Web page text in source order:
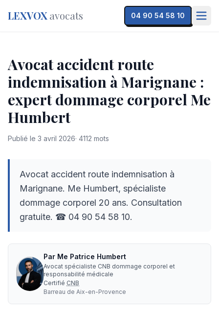
LEXVOX avocats 04 90 54 58 10
Avocat accident route
indemnisation à Marignane :
expert dommage corporel Me
Humbert
Publié le 3 avril 2026· 4112 mots
Avocat accident route indemnisation à
Marignane. Me Humbert, spécialiste
dommage corporel 20 ans. Consultation
gratuite. ☎ 04 90 54 58 10.
Par Me Patrice Humbert
Avocat spécialiste CNB dommage corporel et
responsabilité médicale
Certifié CNB
Barreau de Aix-en-Provence